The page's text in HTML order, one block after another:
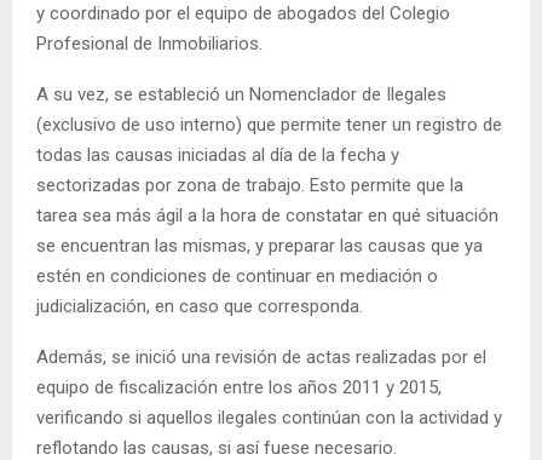
y coordinado por el equipo de abogados del Colegio
Profesional de Inmobiliarios.
A su vez, se estableció un Nomenclador de Ilegales
(exclusivo de uso interno) que permite tener un registro de
todas las causas iniciadas al día de la fecha y
sectorizadas por zona de trabajo. Esto permite que la
tarea sea más ágil a la hora de constatar en qué situación
se encuentran las mismas, y preparar las causas que ya
estén en condiciones de continuar en mediación o
judicialización, en caso que corresponda.
Además, se inició una revisión de actas realizadas por el
equipo de fiscalización entre los años 2011 y 2015,
verificando si aquellos ilegales continúan con la actividad y
reflotando las causas, si así fuese necesario.